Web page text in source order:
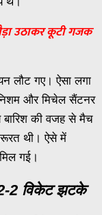
उठाकर कूटी गजक
लौट गए। ऐसा लगा
और मिचेल सैंटनर
बारिश की वजह से मैच
थी। ऐसे में
गई।
2 विकेट झटके